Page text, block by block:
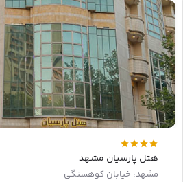
هتل پارسیان مشهد
مشهد، خیابان کوهسنگی